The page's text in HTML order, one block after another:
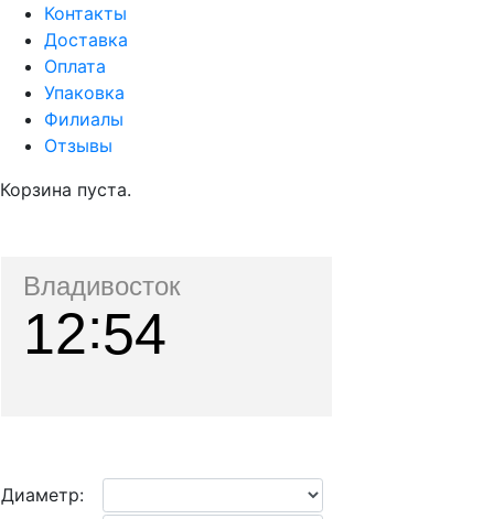
Контакты
Доставка
Оплата
Упаковка
Филиалы
Отзывы
Корзина пуста.
Владивосток
12 55
Диаметр: